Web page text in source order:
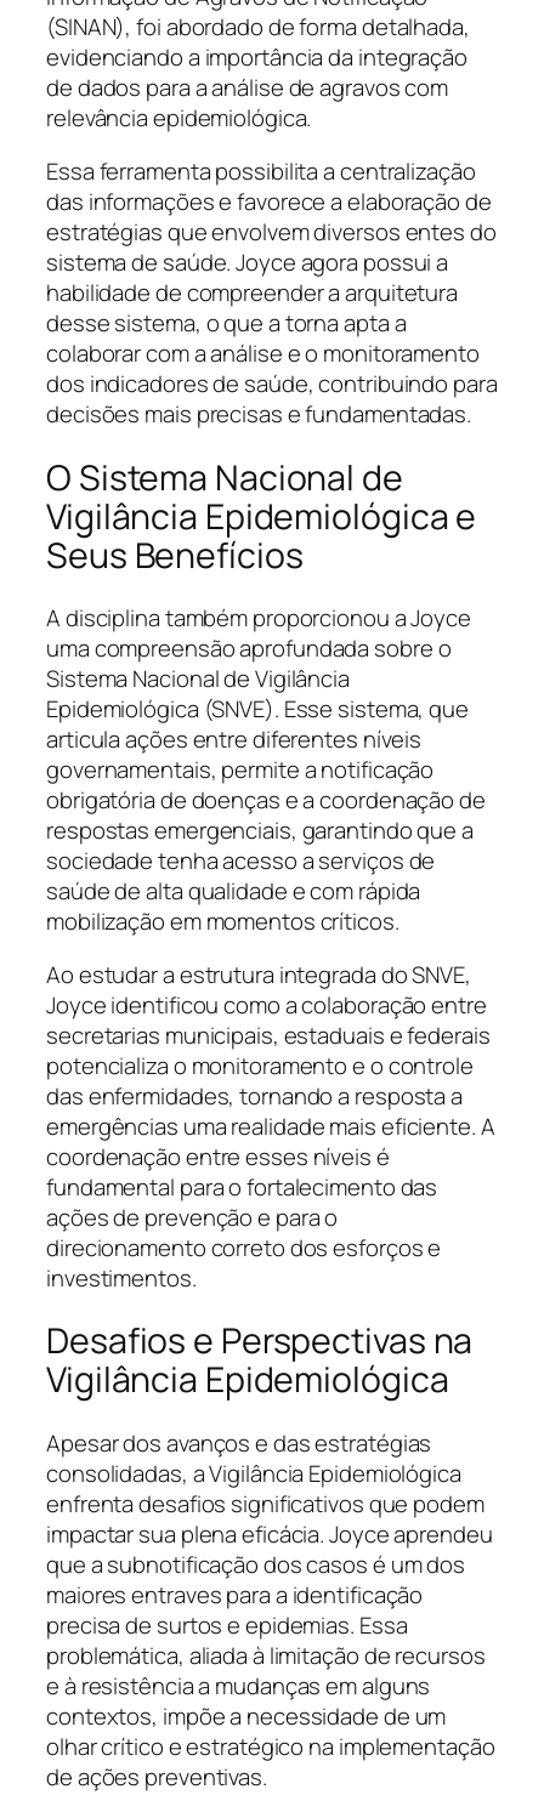
(SINAN), foi abordado de forma detalhada,
evidenciando a importância da integração
de dados para a análise de agravos com
relevância epidemiológica.
Essa ferramenta possibilita a centralização
das informações e favorece a elaboração de
estratégias que envolvem diversos entes do
sistema de saúde. Joyce agora possui a
habilidade de compreender a arquitetura
desse sistema, o que a torna apta a
colaborar com a análise e o monitoramento
dos indicadores de saúde, contribuindo para
decisões mais precisas e fundamentadas.
O Sistema Nacional de
Vigilância Epidemiológica e
Seus Benefícios
A disciplina também proporcionou a Joyce
uma compreensão aprofundada sobre o
Sistema Nacional de Vigilância
Epidemiológica (SNVE). Esse sistema, que
articula ações entre diferentes níveis
governamentais, permite a notificação
obrigatória de doenças e a coordenação de
respostas emergenciais, garantindo que a
sociedade tenha acesso a serviços de
saúde de alta qualidade e com rápida
mobilização em momentos críticos.
Ao estudar a estrutura integrada do SNVE,
Joyce identificou como a colaboração entre
secretarias municipais, estaduais e federais
potencializa o monitoramento e o controle
das enfermidades, tornando a resposta a
emergências uma realidade mais eficiente. A
coordenação entre esses níveis é
fundamental para o fortalecimento das
ações de prevenção e para o
direcionamento correto dos esforços e
investimentos.
Desafios e Perspectivas na
Vigilância Epidemiológica
Apesar dos avanços e das estratégias
consolidadas, a Vigilância Epidemiológica
enfrenta desafios significativos que podem
impactar sua plena eficácia. Joyce aprendeu
que a subnotificação dos casos é um dos
maiores entraves para a identificação
precisa de surtos e epidemias. Essa
problemática, aliada à limitação de recursos
e à resistência a mudanças em alguns
contextos, impõe a necessidade de um
olhar crítico e estratégico na implementação
de ações preventivas.